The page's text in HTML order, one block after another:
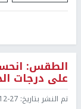
الطقس:
على درجات
تم النشر بتاريخ: 07:47